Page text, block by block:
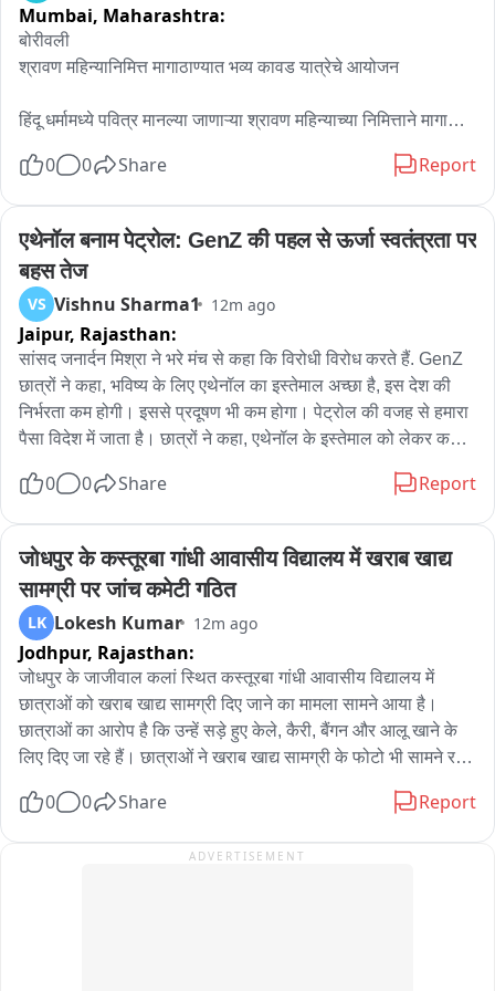
Mumbai, Maharashtra:
बोरीवली
श्रावण महिन्यानिमित्त मागाठाण्यात भव्य कावड यात्रेचे आयोजन
हिंदू धर्मामध्ये पवित्र मानल्या जाणाऱ्या श्रावण महिन्याच्या निमित्ताने मागाठाणे
यांच्या पुढाकाराने या कावड यात्रेचे आयोजन करण्यात आले होते.
बोरीवली येथील ओंकारेश्वर मंदिरापासून श्री क्षेत्र तुंगारेश्वर मंदिरापर्यंत ही
कावड यात्रा काढण्यात आली. विशेष म्हणजे आमदार प्रकाशदादा सुर्वे यांनी
स्वतः खांद्यावर कावड घेत भक्तांसोबत पायी चालत या यात्रेचा शुभारंभ केला.
यावेळी मोठ्या संख्येने भाविक सहभागी झाले होते. भक्तिमय वातावरणात
जयघोष आणि हर हर महादेवच्या घोषणांनी संपूर्ण परिसर दुमदुमून गेला.
0 0 Share Report
एथेनॉल बनाम पेट्रोल: GenZ की पहल से ऊर्जा स्वतंत्रता पर
बहस तेज
VS Vishnu Sharma1 12m ago
Jaipur, Rajasthan:
सांसद जनार्दन मिश्रा ने भरे मंच से कहा कि विरोधी विरोध करते हैं. GenZ
छात्रों ने कहा, भविष्य के लिए एथेनॉल का इस्तेमाल अच्छा है, इस देश की
निर्भरता कम होगी। इससे प्रदूषण भी कम होगा। पेट्रोल की वजह से हमारा
पैसा विदेश में जाता है। छात्रों ने कहा, एथेनॉल के इस्तेमाल को लेकर कहा,
पेट्रोल के दाम कम होने चाहिए.
0 0 Share Report
जोधपुर के कस्तूरबा गांधी आवासीय विद्यालय में खराब खाद्य
सामग्री पर जांच कमेटी गठित
LK Lokesh Kumar 12m ago
Jodhpur, Rajasthan:
जोधपुर के जाजीवाल कलां स्थित कस्तूरबा गांधी आवासीय विद्यालय में
छात्राओं को खराब खाद्य सामग्री दिए जाने का मामला सामने आया है।
छात्राओं का आरोप है कि उन्हें सड़े हुए केले, कैरी, बैंगन और आलू खाने के
लिए दिए जा रहे हैं। छात्राओं ने खराब खाद्य सामग्री के फोटो भी सामने रखे
कमेटी का गठन किया है...छात्राओं का कहना है कि स्कूल में लंबे समय से
और खराब सब्जियां तथा फल खाने के लिए दिए जाते हैं। छात्राओं ने इसकी
0 0 Share Report
ADVERTISEMENT